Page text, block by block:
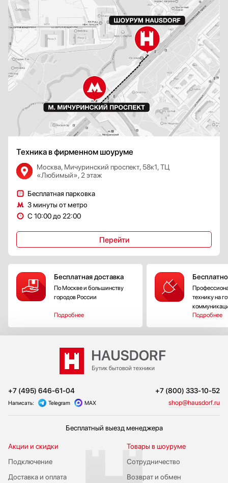
Техника в фирменном шоуруме
Москва, Мичуринский проспект, 58к1, ТЦ
«Любимый», 2 этаж
Бесплатная парковка
3 минуты от метро
С 10:00 до 22:00
Перейти
Бесплатная доставка
По Москве и большинству
городов России
Подробнее
технику на
Подробнее
+7 (495) 646-61-04 +7 (800) 333-10-52
Написать: Telegram MAX shop@hausdorf.ru
Бесплатный выезд менеджера
Акции и скидки
Подключение
Доставка и оплата
Сотрудничество
Возврат и обмен
Товары в шоуруме